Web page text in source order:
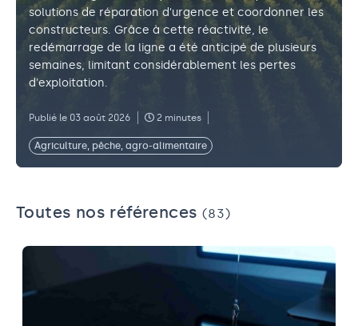
solutions de réparation d'urgence et coordonner les
constructeurs. Grâce à cette réactivité, le
redémarrage de la ligne a été anticipé de plusieurs
semaines, limitant considérablement les pertes
d'exploitation.
Publié le 03 août 2026 2 minutes
Agriculture, pêche, agro-alimentaire
Toutes nos références (83)